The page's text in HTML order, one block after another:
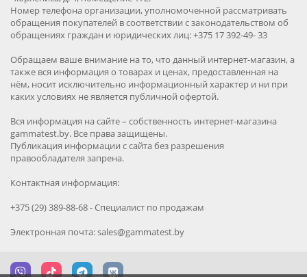
Номер телефона организации, уполномоченной рассматривать
обращения покупателей в соответствии с законодательством об
обращениях граждан и юридических лиц: +375 17 392-49- 33
Обращаем ваше внимание на то, что данный интернет-магазин, а
также вся информация о товарах и ценах, предоставленная на
нём, носит исключительно информационный характер и ни при
каких условиях не является публичной офертой.
Вся информация на сайте – собственность интернет-магазина
gammatest.by. Все права защищены.
Публикация информации с сайта без разрешения
правообладателя запрена.
Контактная информация:
+375 (29) 389-88-68 - Специалист по продажам
Электронная почта: sales@gammatest.by